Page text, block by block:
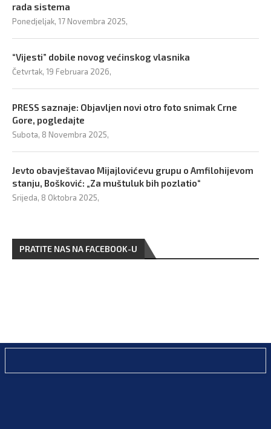
rada sistema
Ponedjeljak, 17 Novembra 2025,
“Vijesti” dobile novog većinskog vlasnika
Četvrtak, 19 Februara 2026,
PRESS saznaje: Objavljen novi otro foto snimak Crne
Gore, pogledajte
Subota, 8 Novembra 2025,
Jevto obavještavao Mijajlovićevu grupu o Amfilohijevom
stanju, Bošković: „Za muštuluk bih pozlatio“
Srijeda, 8 Oktobra 2025,
PRATITE NAS NA FACEBOOK-U